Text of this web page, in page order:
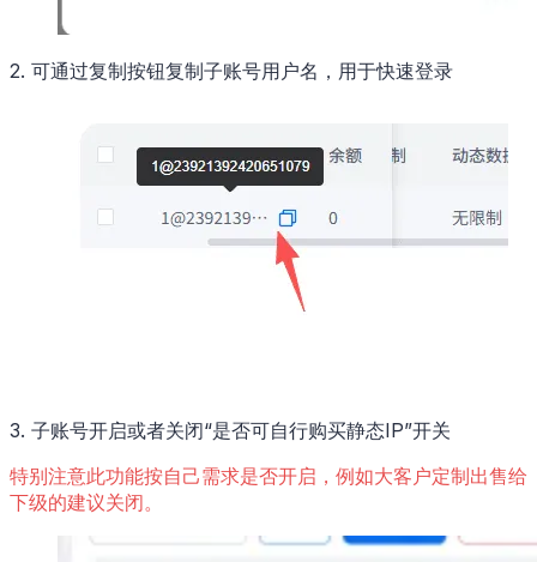
2. 可通过复制按钮复制子账号用户名，用于快速登录
3. 子账号开启或者关闭“是否可自行购买静态IP”开关
特别注意此功能按自己需求是否开启，例如大客户定制出售给
下级的建议关闭。